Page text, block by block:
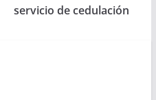
servicio de cedulación